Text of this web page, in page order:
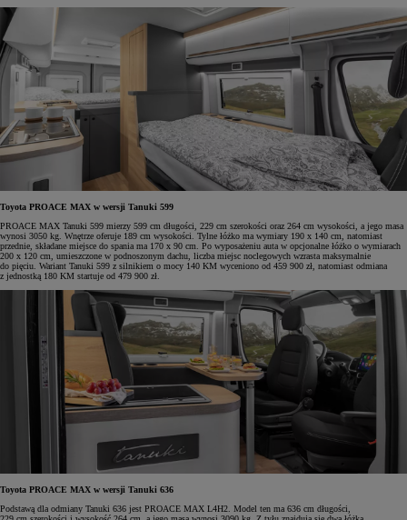
Toyota PROACE MAX w wersji Tanuki 599
PROACE MAX Tanuki 599 mierzy 599 cm długości, 229 cm szerokości oraz 264 cm wysokości, a jego masa
wynosi 3050 kg. Wnętrze oferuje 189 cm wysokości. Tylne łóżko ma wymiary 190 x 140 cm, natomiast
przednie, składane miejsce do spania ma 170 x 90 cm. Po wyposażeniu auta w opcjonalne łóżko o wymiarach
200 x 120 cm, umieszczone w podnoszonym dachu, liczba miejsc noclegowych wzrasta maksymalnie
do pięciu. Wariant Tanuki 599 z silnikiem o mocy 140 KM wyceniono od 459 900 zł, natomiast odmiana
z jednostką 180 KM startuje od 479 900 zł.
Toyota PROACE MAX w wersji Tanuki 636
Podstawą dla odmiany Tanuki 636 jest PROACE MAX L4H2. Model ten ma 636 cm długości,